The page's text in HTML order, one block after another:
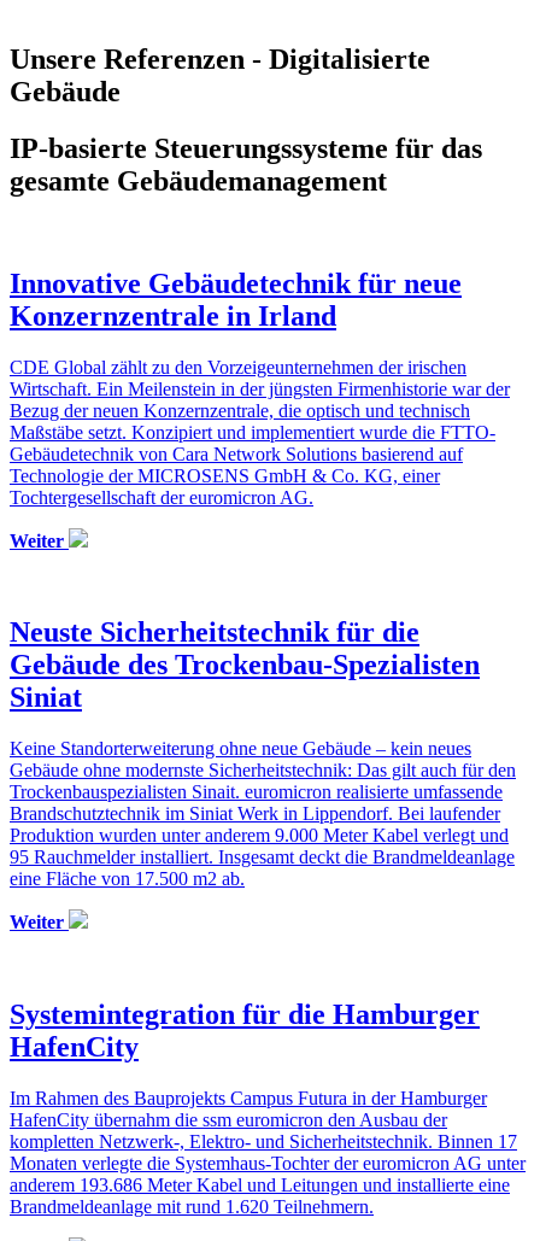
Unsere Referenzen - Digitalisierte
Gebäude
IP-basierte Steuerungssysteme für das
gesamte Gebäudemanagement
Innovative Gebäudetechnik für neue
Konzernzentrale in Irland
CDE Global zählt zu den Vorzeigeunternehmen der irischen
Wirtschaft. Ein Meilenstein in der jüngsten Firmenhistorie war der
Bezug der neuen Konzernzentrale, die optisch und technisch
Maßstäbe setzt. Konzipiert und implementiert wurde die FTTO-
Gebäudetechnik von Cara Network Solutions basierend auf
Technologie der MICROSENS GmbH & Co. KG, einer
Tochtergesellschaft der euromicron AG.
Weiter
Neuste Sicherheitstechnik für die
Gebäude des Trockenbau-Spezialisten
Siniat
Keine Standorterweiterung ohne neue Gebäude – kein neues
Gebäude ohne modernste Sicherheitstechnik: Das gilt auch für den
Trockenbauspezialisten Sinait. euromicron realisierte umfassende
Brandschutztechnik im Siniat Werk in Lippendorf. Bei laufender
Produktion wurden unter anderem 9.000 Meter Kabel verlegt und
95 Rauchmelder installiert. Insgesamt deckt die Brandmeldeanlage
eine Fläche von 17.500 m2 ab.
Weiter
Systemintegration für die Hamburger
HafenCity
Im Rahmen des Bauprojekts Campus Futura in der Hamburger
HafenCity übernahm die ssm euromicron den Ausbau der
kompletten Netzwerk-, Elektro- und Sicherheitstechnik. Binnen 17
Monaten verlegte die Systemhaus-Tochter der euromicron AG unter
anderem 193.686 Meter Kabel und Leitungen und installierte eine
Brandmeldeanlage mit rund 1.620 Teilnehmern.